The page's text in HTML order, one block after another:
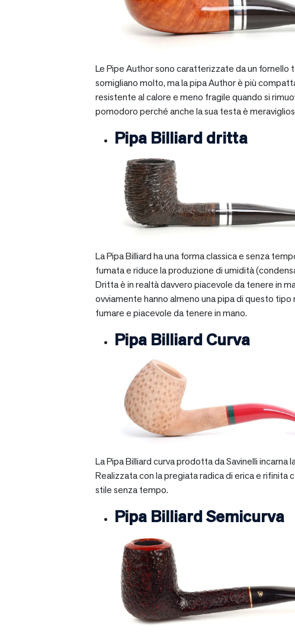
Le Pipe Author sono caratterizzate da un fornello
somigliano molto, ma la pipa Author è più
resistente al calore e meno fragile quando si
pomodoro perché anche la sua testa è
Pipa Billiard dritta
La Pipa Billiard ha una forma classica e senza
fumata e riduce la produzione di umidità
Dritta è in realtà davvero piacevole da tenere in
ovviamente hanno almeno una pipa di questo
fumare e piacevole da tenere in mano.
Pipa Billiard Curva
La Pipa Billiard curva prodotta da Savinelli
Realizzata con la pregiata radica di erica e rifinita
stile senza tempo.
Pipa Billiard Semicurva